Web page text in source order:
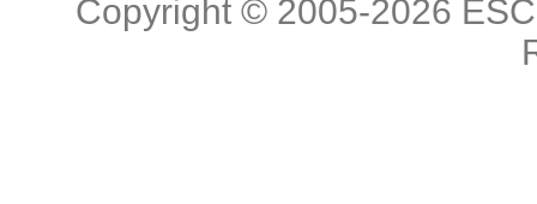
Copyright © 2005-2026